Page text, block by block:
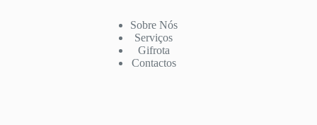
Sobre Nós
Serviços
Gifrota
Contactos